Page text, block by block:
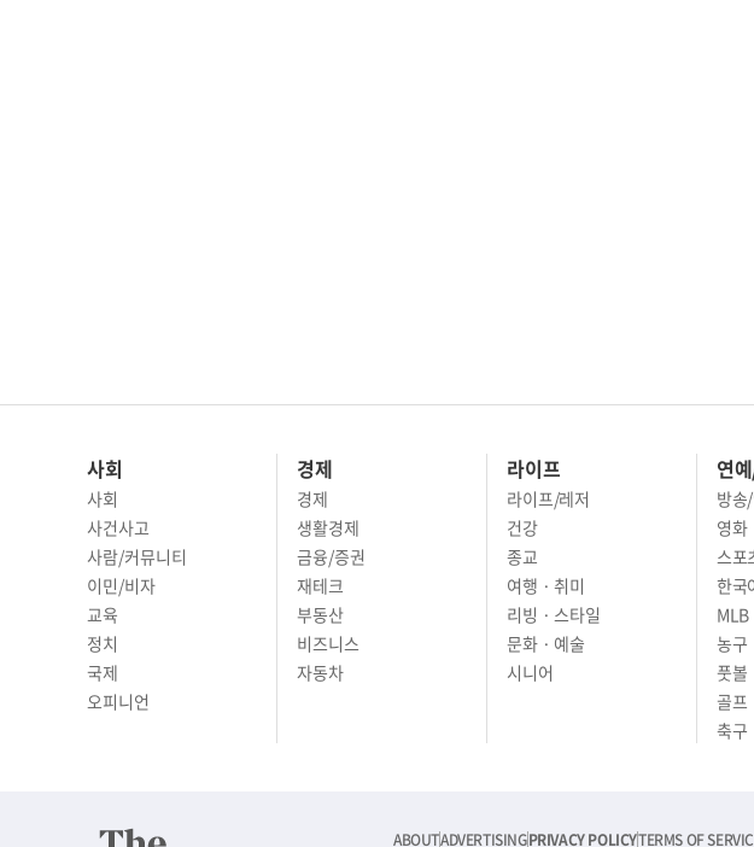
사회
사회
사건사고
사람/커뮤니티
이민/비자
교육
정치
국제
오피니언
경제
경제
생활경제
금융/증권
재테크
부동산
비즈니스
자동차
라이프
라이프/레저
건강
종교
여행 · 취미
리빙 · 스타일
문화 · 예술
시니어
연
방송
영화
스포
한국
MLB
농구
풋볼
골프
축구
ABOUTADVERTISINGPRIVACY POLICYTERMS OF